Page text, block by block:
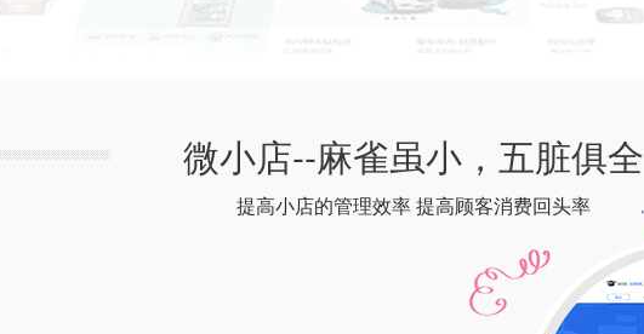
微小店--麻雀虽小，五脏俱全
提高小店的管理效率 提高顾客消费回头率